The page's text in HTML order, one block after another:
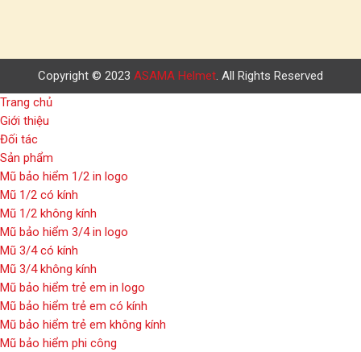
Copyright © 2023 ASAMA Helmet . All Rights Reserved
Trang chủ
Giới thiệu
Đối tác
Sản phẩm
Mũ bảo hiểm 1/2 in logo
Mũ 1/2 có kính
Mũ 1/2 không kính
Mũ bảo hiểm 3/4 in logo
Mũ 3/4 có kính
Mũ 3/4 không kính
Mũ bảo hiểm trẻ em in logo
Mũ bảo hiểm trẻ em có kính
Mũ bảo hiểm trẻ em không kính
Mũ bảo hiểm phi công